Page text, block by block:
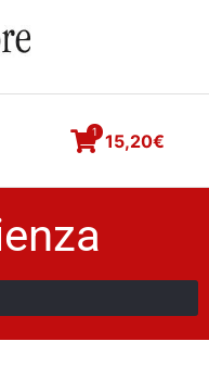
15,20€
1